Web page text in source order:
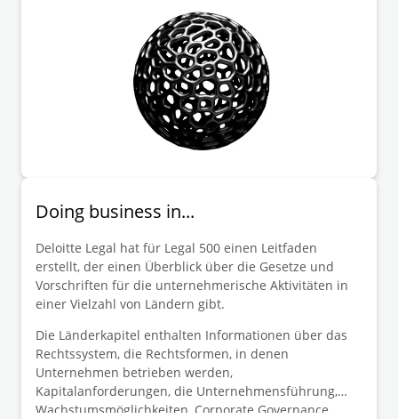
Doing business in...
Deloitte Legal hat für Legal 500 einen Leitfaden
erstellt, der einen Überblick über die Gesetze und
Vorschriften für die unternehmerische Aktivitäten in
einer Vielzahl von Ländern gibt.
Die Länderkapitel enthalten Informationen über das
Rechtssystem, die Rechtsformen, in denen
Unternehmen betrieben werden,
Kapitalanforderungen, die Unternehmensführung,
Wachstumsmöglichkeiten, Corporate Governance,